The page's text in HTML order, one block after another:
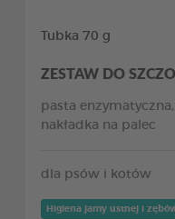
Tubka 70 g
ZESTAW DO
pasta
nakładka na palec
dla psów i kotów
Higiena jamy ustnej i